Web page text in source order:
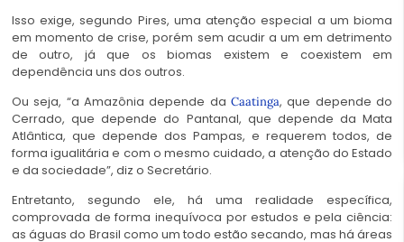
Isso exige, segundo Pires, uma atenção especial a um bioma
em momento de crise, porém sem acudir a um em detrimento
de outro, já que os biomas existem e coexistem em
dependência uns dos outros.
Ou seja, “a Amazônia depende da Caatinga, que depende do
Cerrado, que depende do Pantanal, que depende da Mata
Atlântica, que depende dos Pampas, e requerem todos, de
forma igualitária e com o mesmo cuidado, a atenção do Estado
e da sociedade”, diz o Secretário.
Entretanto, segundo ele, há uma realidade específica,
comprovada de forma inequívoca por estudos e pela ciência:
as águas do Brasil como um todo estão secando, mas há áreas